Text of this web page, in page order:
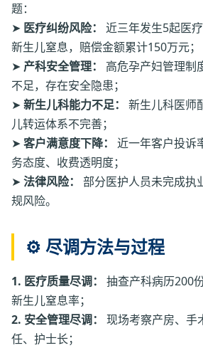
题：
➤ 医疗纠纷风险：
近三年发生5起医
新生儿窒息，赔偿金额累计150万元；
➤ 产科安全管理：
高危孕产妇管理制
不足，存在安全隐患；
➤ 新生儿科能力不足：
新生儿科医师
儿转运体系不完善；
➤ 客户满意度下降：
近一年客户投诉
务态度、收费透明度；
➤ 法律风险：
部分医护人员未完成执
规风险。
⚙️ 尽调方法与过程
1. 医疗质量尽调：
抽查产科病历200
新生儿窒息率；
2. 安全管理尽调：
现场考察产房、手
任、护士长；